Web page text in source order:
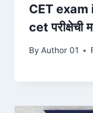
CET exam
cet परीक्षेची
By Author 01